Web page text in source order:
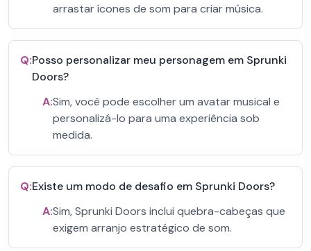
arrastar ícones de som para criar música.
Q:Posso personalizar meu personagem em Sprunki
Doors?
A:Sim, você pode escolher um avatar musical e
personalizá-lo para uma experiência sob
medida.
Q:Existe um modo de desafio em Sprunki Doors?
A:Sim, Sprunki Doors inclui quebra-cabeças que
exigem arranjo estratégico de som.